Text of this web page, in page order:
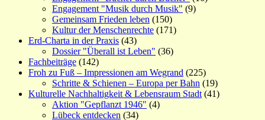
Engagement "Musik durch Musik" (9)
Gemeinsam Frieden leben (150)
Kultur der Menschenrechte (171)
Erd-Charta in der Praxis (43)
Dossier "Überall ist Leben" (36)
Fachbeiträge (142)
Froh zu Fuß – Impressionen am Wegrand (225)
Schritte & Schienen – Europa per Bahn (19)
Kulturelle Nachhaltigkeit & Lebensraum Stadt (41)
Aktion "Gepflanzt 1946" (4)
Lübeck entdecken (34)